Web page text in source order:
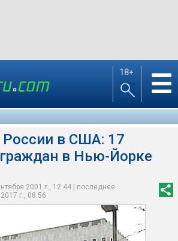
18+ ☰
России в США: 17
в Нью-Йорке
2001 г., 12:44 | последнее
г., 08:56